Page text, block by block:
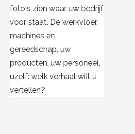
foto's zien waar uw bedrijf
voor staat. De werkvloer,
machines en
gereedschap, uw
producten, uw personeel,
uzelf: welk verhaal wilt u
vertellen?